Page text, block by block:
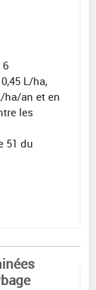
6
L/ha,
ha/an et en
les
51 du